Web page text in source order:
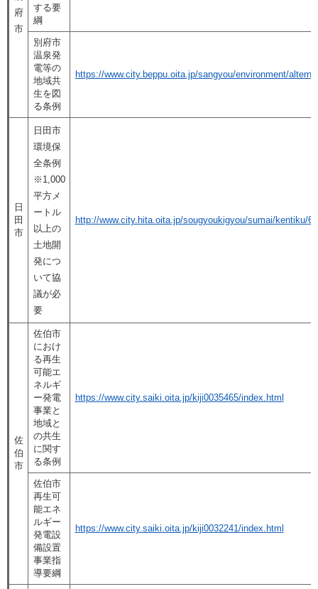
府
市
する要
綱
別府市
温泉発
電等の
地域共
生を図
る条例
https://www.city.beppu.oita.jp/sangyou/environment/
日
田
市
日田市
環境保
全条例
※1,000
平方メ
ートル
以上の
土地開
発につ
いて協
議が必
要
http://www.city.hita.oita.jp/sougyoukigyou/sumai/kentiku/
佐
伯
市
佐伯市
におけ
る再生
可能エ
ネルギ
ー発電
事業と
地域と
の共生
に関す
る条例
https://www.city.saiki.oita.jp/kiji0035465/index.html
佐伯市
再生可
能エネ
ルギー
発電設
備設置
事業指
導要綱
https://www.city.saiki.oita.jp/kiji0032241/index.html